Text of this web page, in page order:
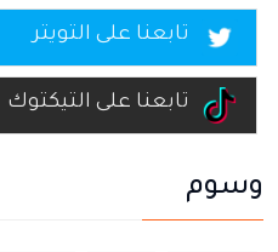
تابعنا على التويتر
تابعنا على التيكتوك
وسوم